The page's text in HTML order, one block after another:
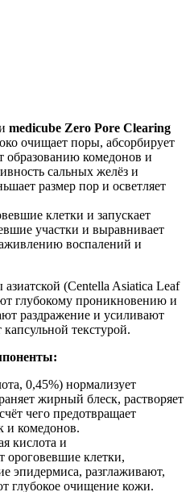
medicube Zero Pore Clearing
очищает поры, абсорбирует
образованию комедонов и
сальных желёз и
размер пор и осветляет
клетки и запускает
участки и выравнивает
воспалений и
(Centella Asiatica Leaf
глубокому проникновению и
раздражение и усиливают
текстурой.
0,45%) нормализует
жирный блеск, растворяет
чего предотвращает
и комедонов.
кислота и
ороговевшие клетки,
эпидермиса, разглаживают,
глубокое очищение кожи.